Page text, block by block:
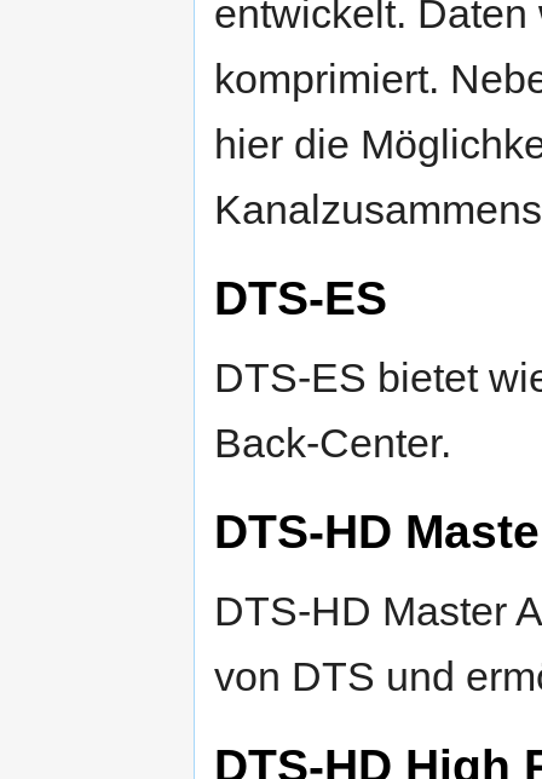
entwickelt.
komprimiert.
hier die
DTS-ES
DTS-ES bietet
Back-Center.
DTS-HD
DTS-HD Master
von DTS und
DTS-HD High